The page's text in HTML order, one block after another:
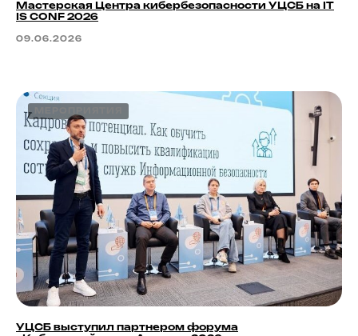
Мастерская Центра кибербезопасности УЦСБ на IT
IS CONF 2026
09.06.2026
УЦСБ выступил партнером форума